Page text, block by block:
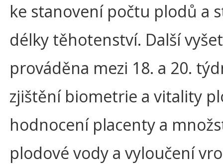
ke stanovení počtu plodů a
délky těhotenství. Další
prováděna mezi 18. a 20.
zjištění biometrie a vitality
hodnocení placenty a
plodové vody a vyloučení